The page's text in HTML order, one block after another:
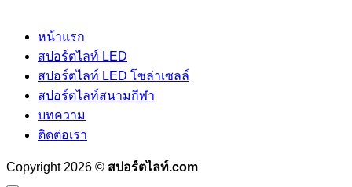
หน้าแรก
สปอร์ตไลท์ LED
สปอร์ตไลท์ LED โซล่าเซลล์
สปอร์ตไลท์สนามกีฬา
บทความ
ติดต่อเรา
Copyright 2026 © สปอร์ตไลท์.com